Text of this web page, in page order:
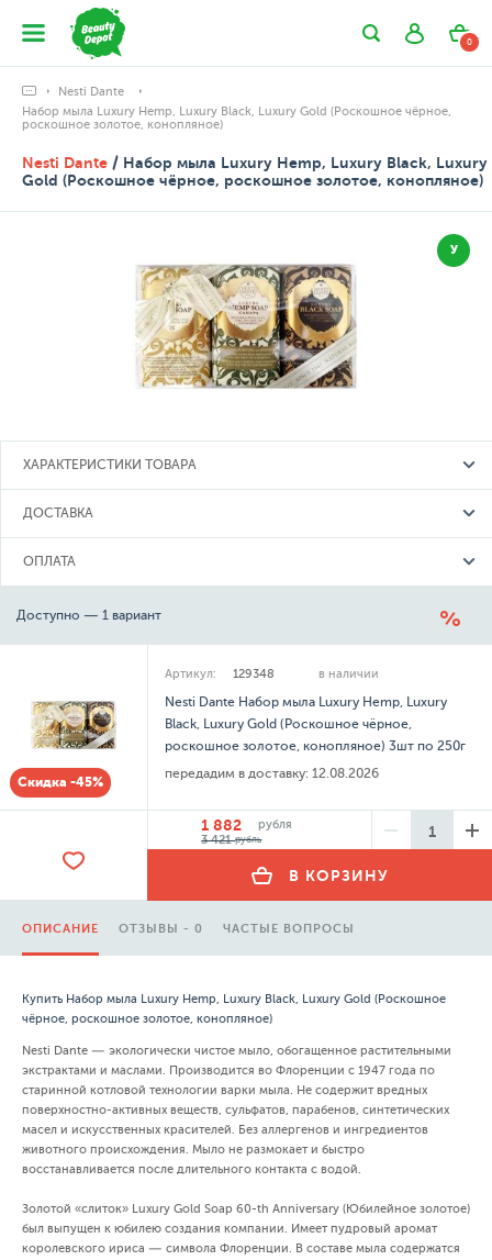
0
Nesti Dante
Набор мыла Luxury Hemp, Luxury Black, Luxury Gold (Роскошное чёрное,
роскошное золотое, конопляное)
Nesti Dante / Набор мыла Luxury Hemp, Luxury Black, Luxury
Gold (Роскошное чёрное, роскошное золотое, конопляное)
У
ХАРАКТЕРИСТИКИ ТОВАРА
ДОСТАВКА
ОПЛАТА
Доступно — 1 вариант
Скидка -45%
Артикул: 129348 в наличии
Nesti Dante Набор мыла Luxury Hemp, Luxury
Black, Luxury Gold (Роскошное чёрное,
роскошное золотое, конопляное) 3шт по 250г
передадим в доставку: 12.08.2026
1 882
рубля
3 421рубль
В КОРЗИНУ
ОПИСАНИЕ ОТЗЫВЫ - 0 ЧАСТЫЕ ВОПРОСЫ
Купить Набор мыла Luxury Hemp, Luxury Black, Luxury Gold (Роскошное
чёрное, роскошное золотое, конопляное)
Nesti Dante — экологически чистое мыло, обогащенное растительными
экстрактами и маслами. Производится во Флоренции с 1947 года по
старинной котловой технологии варки мыла. Не содержит вредных
поверхностно-активных веществ, сульфатов, парабенов, синтетических
масел и искусственных красителей. Без аллергенов и ингредиентов
животного происхождения. Мыло не размокает и быстро
восстанавливается после длительного контакта с водой.
Золотой «слиток» Luxury Gold Soap 60-th Anniversary (Юбилейное золотое)
был выпущен к юбилею создания компании. Имеет пудровый аромат
королевского ириса — символа Флоренции. В составе мыла содержатся